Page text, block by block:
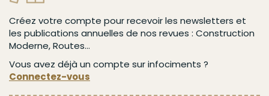
Créez votre compte pour recevoir les newsletters et
les publications annuelles de nos revues : Construction
Moderne, Routes...
Vous avez déjà un compte sur infociments ?
Connectez-vous